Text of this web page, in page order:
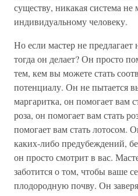
существу, никакая система
индивидуальному человеку.
Но если мастер не
тогда он делает? Он просто
тем, кем вы можете стать
потенциалу. Он не пытается
маргаритка, он помогает вам
роза, он помогает вам стать
помогает вам стать лотосом.
каких-либо предубеждений,
он просто смотрит в вас.
заботится о том, чтобы ваше
плодородную почву. Он